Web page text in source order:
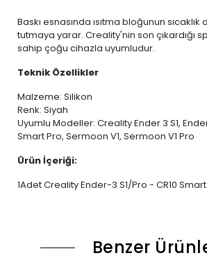
Baskı esnasında ısıtma bloğunun
tutmaya yarar. Creality'nin son çıkardığı
sahip çoğu cihazla uyumludur.
Teknik Özellikler
Malzeme: Silikon
Renk: Siyah
Uyumlu Modeller: Creality Ender 3 S1,
Smart Pro, Sermoon V1, Sermoon V1 Pro
Ürün İçeriği:
1Adet Creality Ender-3 S1/Pro - CR10
Benzer